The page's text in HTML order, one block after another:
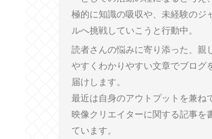
極的に知識の吸収や、未経験のジ
ルへ挑戦していこうと行動中。
読者さんの悩みに寄り添った、親
やすくわかりやすい文章でブログ
届けします。
最近は自身のアウトプットを兼ね
映像クリエイターに関する記事を
ています。